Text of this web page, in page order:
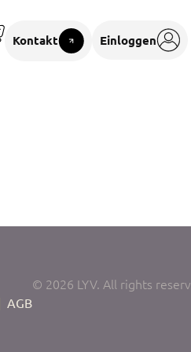
Kontakt Einloggen
AGB
© 2026 LYV. All rights